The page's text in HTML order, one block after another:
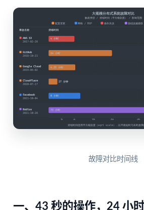
故障对比时间线
一、43 秒的操作，24 小